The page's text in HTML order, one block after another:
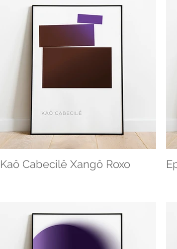
Kaô Cabecilê Xangô Roxo